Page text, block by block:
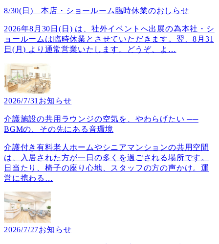
8/30(日) 本店・ショールーム臨時休業のおしらせ
2026年8月30日(日) は、社外イベントへ出展の為本社・シ
ョールームは臨時休業とさせていただきます。翌、8月31
日(月) より通常営業いたします。どうぞ、よ …
2026/7/31お知らせ
介護施設の共用ラウンジの空気を、やわらげたい ──
BGMの、その先にある音環境
介護付き有料老人ホームやシニアマンションの共用空間
は、入居された方が一日の多くを過ごされる場所です。
日当たり、椅子の座り心地、スタッフの方の声かけ。運
営に携わる …
2026/7/27お知らせ